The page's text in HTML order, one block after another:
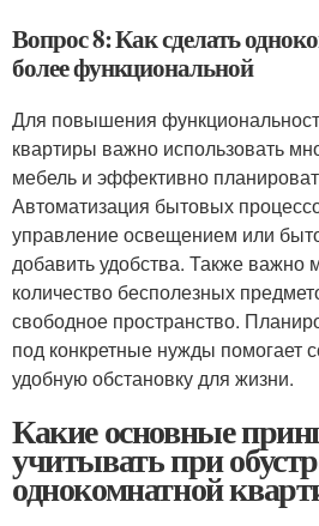
Вопрос 8: Как сделать
более функциональной
Для повышения
квартиры важно использовать
мебель и эффективно
Автоматизация бытовых
управление освещением или
добавить удобства. Также важно
количество бесполезных
свободное пространство.
под конкретные нужды помогает
удобную обстановку для жизни.
Какие основные
учитывать при
однокомнатной